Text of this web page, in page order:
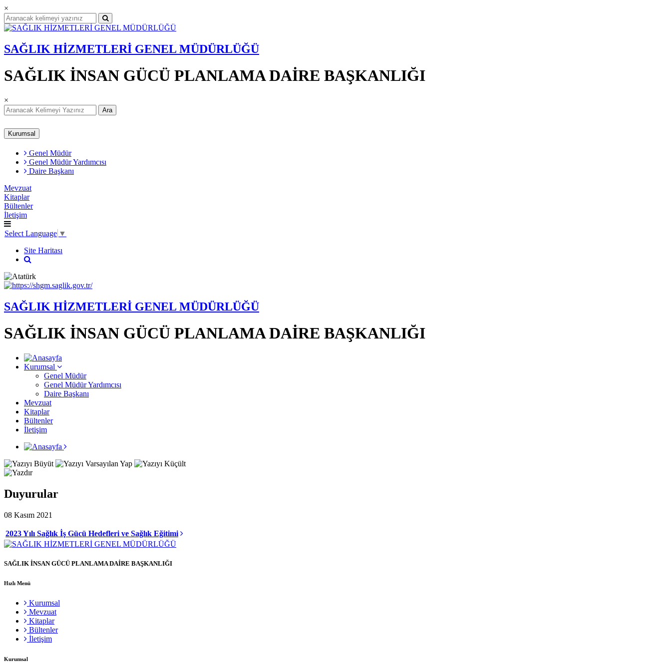
×
SAĞLIK HİZMETLERİ GENEL MÜDÜRLÜĞÜ
SAĞLIK İNSAN GÜCÜ PLANLAMA DAİRE BAŞKANLIĞI
×
Ara
Kurumsal
Genel Müdür
Genel Müdür Yardımcısı
Daire Başkanı
Mevzuat
Kitaplar
Bültenler
İletişim
Select Language ▼
Site Haritası
SAĞLIK HİZMETLERİ GENEL MÜDÜRLÜĞÜ
SAĞLIK İNSAN GÜCÜ PLANLAMA DAİRE BAŞKANLIĞI
Kurumsal
Genel Müdür
Genel Müdür Yardımcısı
Daire Başkanı
Mevzuat
Kitaplar
Bültenler
İletişim
Duyurular
08 Kasım 2021
2023 Yılı Sağlık İş Gücü Hedefleri ve Sağlık Eğitimi
SAĞLIK İNSAN GÜCÜ PLANLAMA DAİRE BAŞKANLIĞI
Hızlı Menü
Kurumsal
Mevzuat
Kitaplar
Bültenler
İletişim
Kurumsal